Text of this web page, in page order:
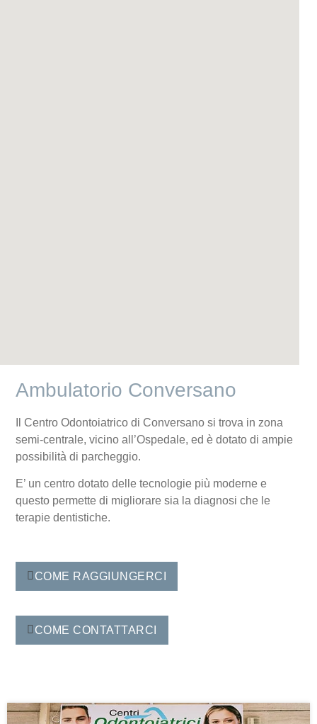
Ambulatorio Conversano
Centro Odontoiatrico di Conversano si trova in zona
semi-centrale, vicino all’Ospedale, ed è dotato di ampie
possibilità di parcheggio.
E’ un centro dotato delle tecnologie più moderne e
questo permette di migliorare sia la diagnosi che le
terapie dentistiche.
COME RAGGIUNGERCI
COME CONTATTARCI